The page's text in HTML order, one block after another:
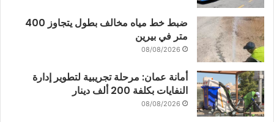
ضبط خط مياه مخالف بطول يتجاوز 400
متر في بيرين
08/08/2026
أمانة عمان: مرحلة تجريبية لتطوير إدارة
النفايات بكلفة 200 ألف دينار
08/08/2026